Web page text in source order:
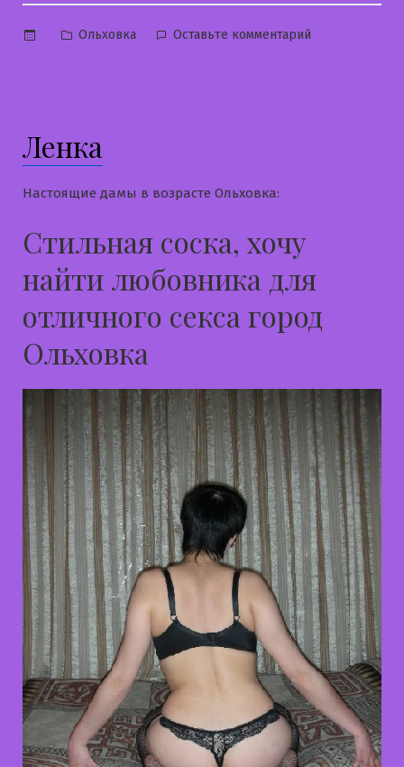
Опубликовано
Ольховка Оставьте комментарий
Ленка
Настоящие дамы в возрасте Ольховка:
Стильная соска, хочу
найти любовника для
отличного секса город
Ольховка